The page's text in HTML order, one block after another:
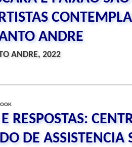
ANDRE
ANDRE, 2022
RESPOSTAS:
DE ASSISTENCIA